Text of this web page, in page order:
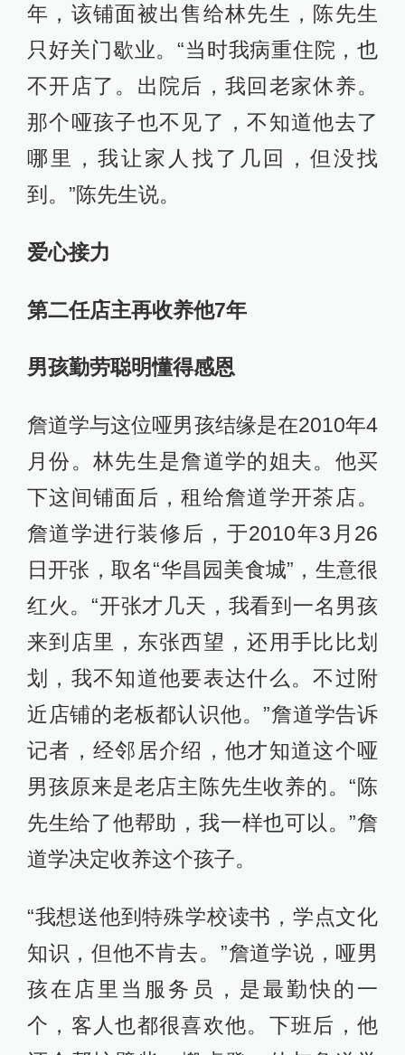
年，该铺面被出售给林先生，陈先生
只好关门歇业。“当时我病重住院，也
不开店了。出院后，我回老家休养。
那个哑孩子也不见了，不知道他去了
哪里，我让家人找了几回，但没找
到。”陈先生说。
爱心接力
第二任店主再收养他7年
男孩勤劳聪明懂得感恩
詹道学与这位哑男孩结缘是在2010年4
月份。林先生是詹道学的姐夫。他买
下这间铺面后，租给詹道学开茶店。
詹道学进行装修后，于2010年3月26
日开张，取名“华昌园美食城”，生意很
红火。“开张才几天，我看到一名男孩
来到店里，东张西望，还用手比比划
划，我不知道他要表达什么。不过附
近店铺的老板都认识他。”詹道学告诉
记者，经邻居介绍，他才知道这个哑
男孩原来是老店主陈先生收养的。“陈
先生给了他帮助，我一样也可以。”詹
道学决定收养这个孩子。
“我想送他到特殊学校读书，学点文化
知识，但他不肯去。”詹道学说，哑男
孩在店里当服务员，是最勤快的一
个，客人也都很喜欢他。下班后，他